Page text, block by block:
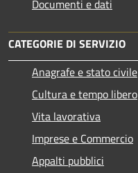
Documenti e dati
CATEGORIE DI SERVIZIO
Anagrafe e stato civile
Cultura e tempo libero
Vita lavorativa
Imprese e Commercio
Appalti pubblici